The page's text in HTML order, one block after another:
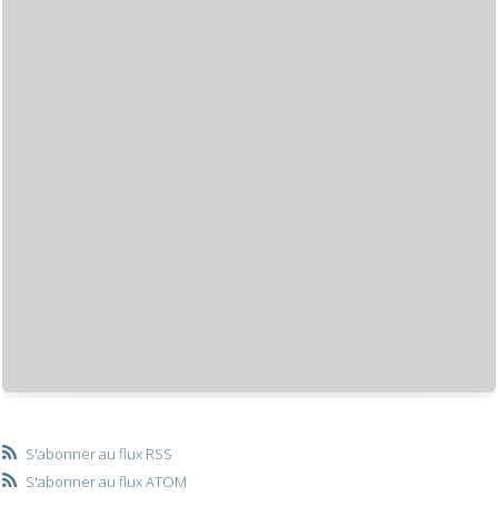
S'abonner au flux RSS
S'abonner au flux ATOM